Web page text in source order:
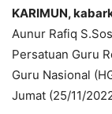
KARIMUN,
Aunur Rafiq
Persatuan Guru
Guru Nasional
Jumat (25/11/